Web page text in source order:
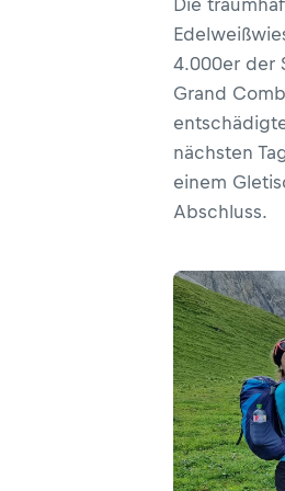
Die
4.000er der
Grand
nächsten
einem
Abschluss.